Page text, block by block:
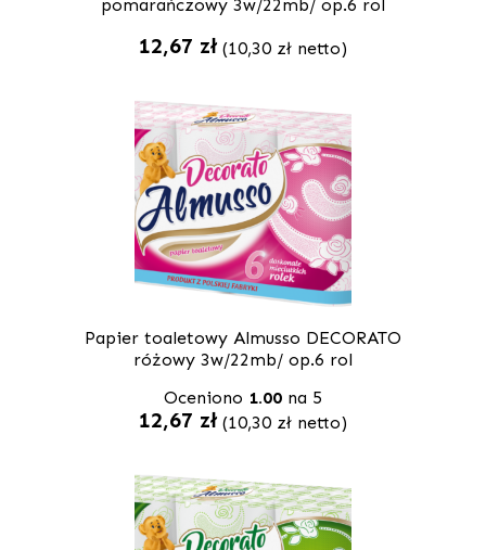
pomarańczowy 3w/22mb/ op.6 rol
12,67 zł (10,30 zł netto)
Papier toaletowy Almusso DECORATO
różowy 3w/22mb/ op.6 rol
Oceniono 1.00 na 5
12,67 zł (10,30 zł netto)